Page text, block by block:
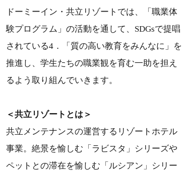
ドーミーイン・共立リゾートでは、「職業体
験プログラム」の活動を通して、SDGsで提唱
されている4．「質の高い教育をみんなに」を
推進し、学生たちの職業観を育む一助を担え
るよう取り組んでいきます。
＜共立リゾートとは＞
共立メンテナンスの運営するリゾートホテル
事業。絶景を愉しむ「ラビスタ」シリーズや
ペットとの滞在を愉しむ「ルシアン」シリー